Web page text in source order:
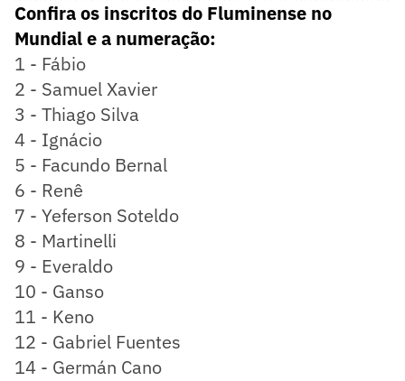
Confira os inscritos do Fluminense no
Mundial e a numeração:
1 - Fábio
2 - Samuel Xavier
3 - Thiago Silva
4 - Ignácio
5 - Facundo Bernal
6 - Renê
7 - Yeferson Soteldo
8 - Martinelli
9 - Everaldo
10 - Ganso
11 - Keno
12 - Gabriel Fuentes
14 - Germán Cano